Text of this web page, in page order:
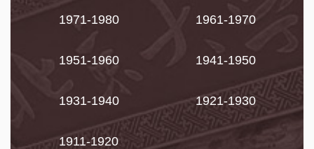
1971-1980 1961-1970
1951-1960 1941-1950
1931-1940 1921-1930
1911-1920